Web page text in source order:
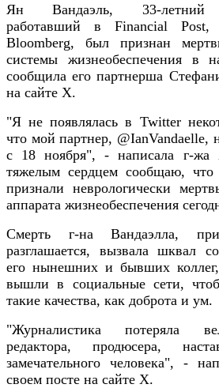
Ян Вандаэль, 33-летний
работавший в Financial
Bloomberg, был признан
системы жизнеобеспечения в
сообщила его партнерша
на сайте X.
"Я не появлялась в Twitter
что мой партнер, @IanVandaelle,
с 18 ноября", - написала г-
тяжелым сердцем сообщаю, что
признали неврологически
аппарата жизнеобеспечения
Смерть г-на Вандаэлла,
разглашается, вызвала шквал
его нынешних и бывших
вышли в социальные сети,
такие качества, как доброта и ум.
"Журналистика потеряла
редактора, продюсера,
замечательного человека", -
своем посте на сайте X.